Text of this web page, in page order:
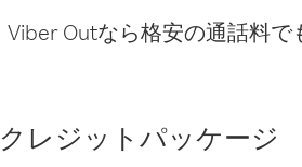
Viber Outなら格安の通話料
クレジットパッケージ